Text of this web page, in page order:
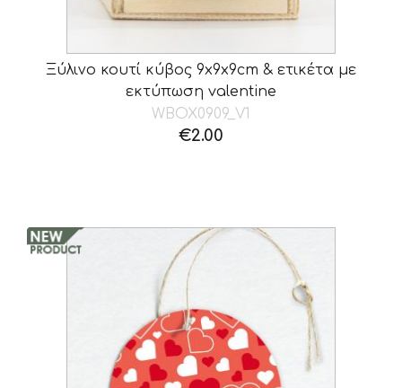
Ξύλινο κουτί κύβος 9x9x9cm & ετικέτα με
εκτύπωση valentine
WBOX0909_V1
€2.00